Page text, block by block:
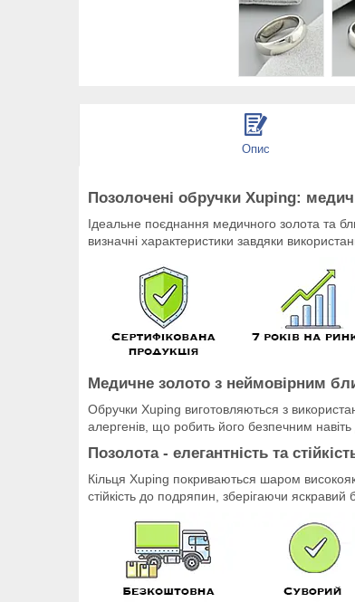
Опис
Позолочені обручки Xuping:
Ідеальне поєднання медичного золота та
визначні характеристики завдяки
Медичне золото з неймовірним
Обручки Xuping виготовляються з
алергенів, що робить його безпечним навіть
Позолота - елегантність та
Кільця Xuping покриваються шаром
стійкість до подряпин, зберігаючи яскравий